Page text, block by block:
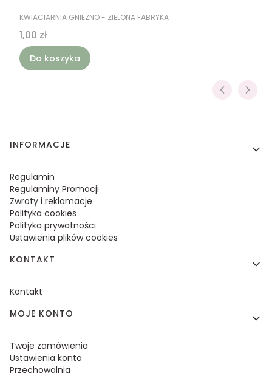
PRODUCENT
KWIACIARNIA GNIEZNO - ZIELONA FABRYKA
Cena
1,00 zł
Do koszyka
Linki w stopce
INFORMACJE
Regulamin
Regulaminy Promocji
Zwroty i reklamacje
Polityka cookies
Polityka prywatności
Ustawienia plików cookies
KONTAKT
Kontakt
MOJE KONTO
Twoje zamówienia
Ustawienia konta
Przechowalnia